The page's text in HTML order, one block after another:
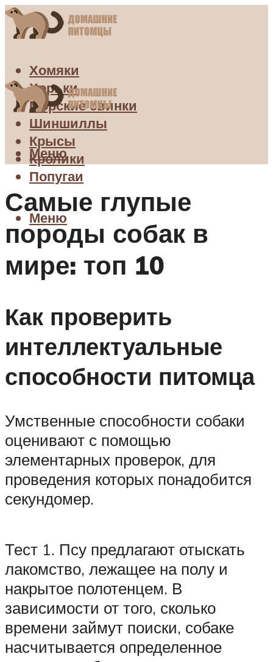
Хомяки
Хорьки
Морские свинки
Шиншиллы
Крысы
Кролики
Попугаи
Меню
Меню
Самые глупые
породы собак в
мире: топ 10
Как проверить
интеллектуальные
способности питомца
Умственные способности собаки
оценивают с помощью
элементарных проверок, для
проведения которых понадобится
секундомер.
Тест 1. Псу предлагают отыскать
лакомство, лежащее на полу и
накрытое полотенцем. В
зависимости от того, сколько
времени займут поиски, собаке
насчитывается определенное